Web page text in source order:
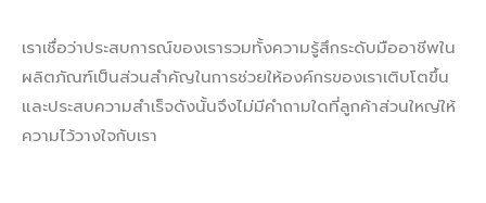
เราเชื่อว่าประสบการณ์ของเรารวมทั้งความรู้สึกระดับมืออาชีพใน
ผลิตภัณฑ์เป็นส่วนสำคัญในการช่วยให้องค์กรของเราเติบโตขึ้น
และประสบความสำเร็จดังนั้นจึงไม่มีคำถามใดที่ลูกค้าส่วนใหญ่ให้
ความไว้วางใจกับเรา